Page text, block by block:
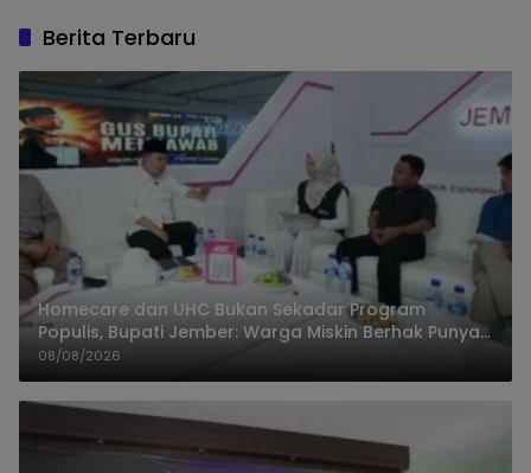
Berita Terbaru
Homecare dan UHC Bukan Sekadar Program
Populis, Bupati Jember: Warga Miskin Berhak Punya
Akses Dokter Keluarga
08/08/2026